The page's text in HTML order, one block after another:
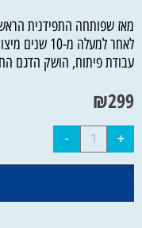
מאז שפותחה התפידנית
לאחר למעלה
עבודת פיתוח, הושק הדגם
₪299